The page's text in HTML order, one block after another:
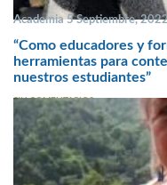
Academia 5 Septiembre,
“Como educadores y
herramientas para
nuestros estudiantes”
SIN COMENTARIOS